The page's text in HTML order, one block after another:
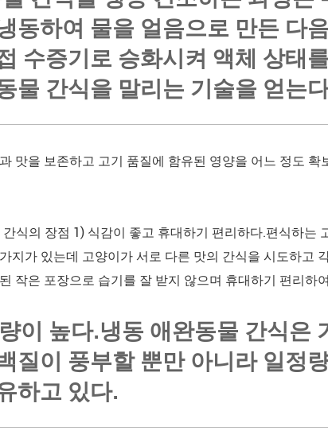
동하여 물을 얼음으로 만든 다
수증기로 승화시켜 액체 상태
물 간식을 말리는 기술을 얻는
맛을 보존하고 고기 품질에 함유된 영양을 어느 정도
식의 장점 1) 식감이 좋고 휴대하기 편리하다.편식하는
지가 있는데 고양이가 서로 다른 맛의 간식을 시도하고
작은 포장으로 습기를 잘 받지 않으며 휴대하기 편리하
이 높다.냉동 애완동물 간식은
질이 풍부할 뿐만 아니라 일정
하고 있다.